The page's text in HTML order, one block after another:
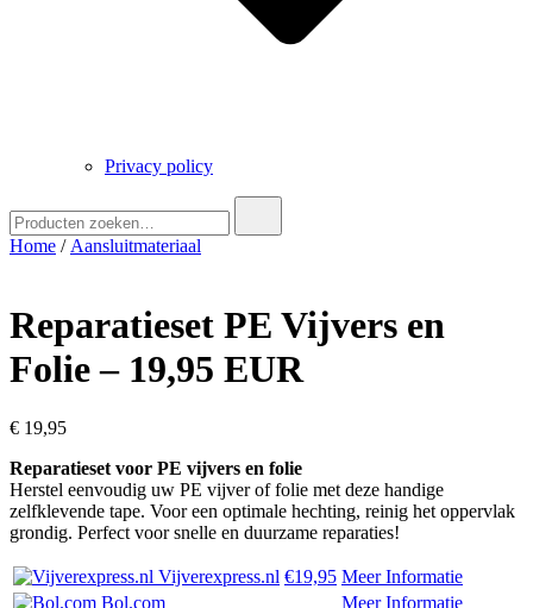
Privacy policy
naar:
Home / Aansluitmateriaal
Reparatieset PE Vijvers en
Folie – 19,95 EUR
€ 19,95
Reparatieset voor PE vijvers en folie
Herstel eenvoudig uw PE vijver of folie met deze handige
zelfklevende tape. Voor een optimale hechting, reinig het oppervlak
grondig. Perfect voor snelle en duurzame reparaties!
Vijverexpress.nl €19,95 Meer Informatie
Bol.com
Meer Informatie